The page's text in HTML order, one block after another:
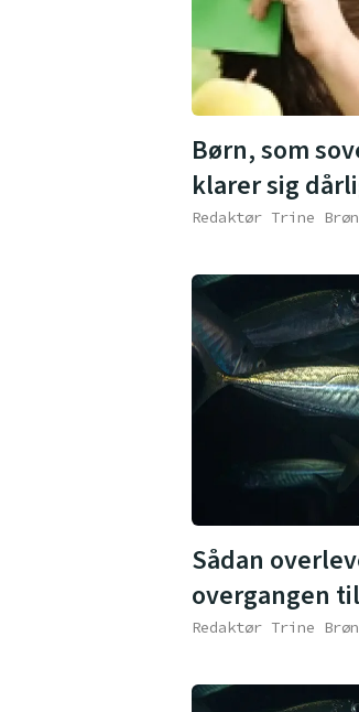
Børn, som
klarer sig
Redaktør Trine
Sådan
overgangen
Redaktør Trine